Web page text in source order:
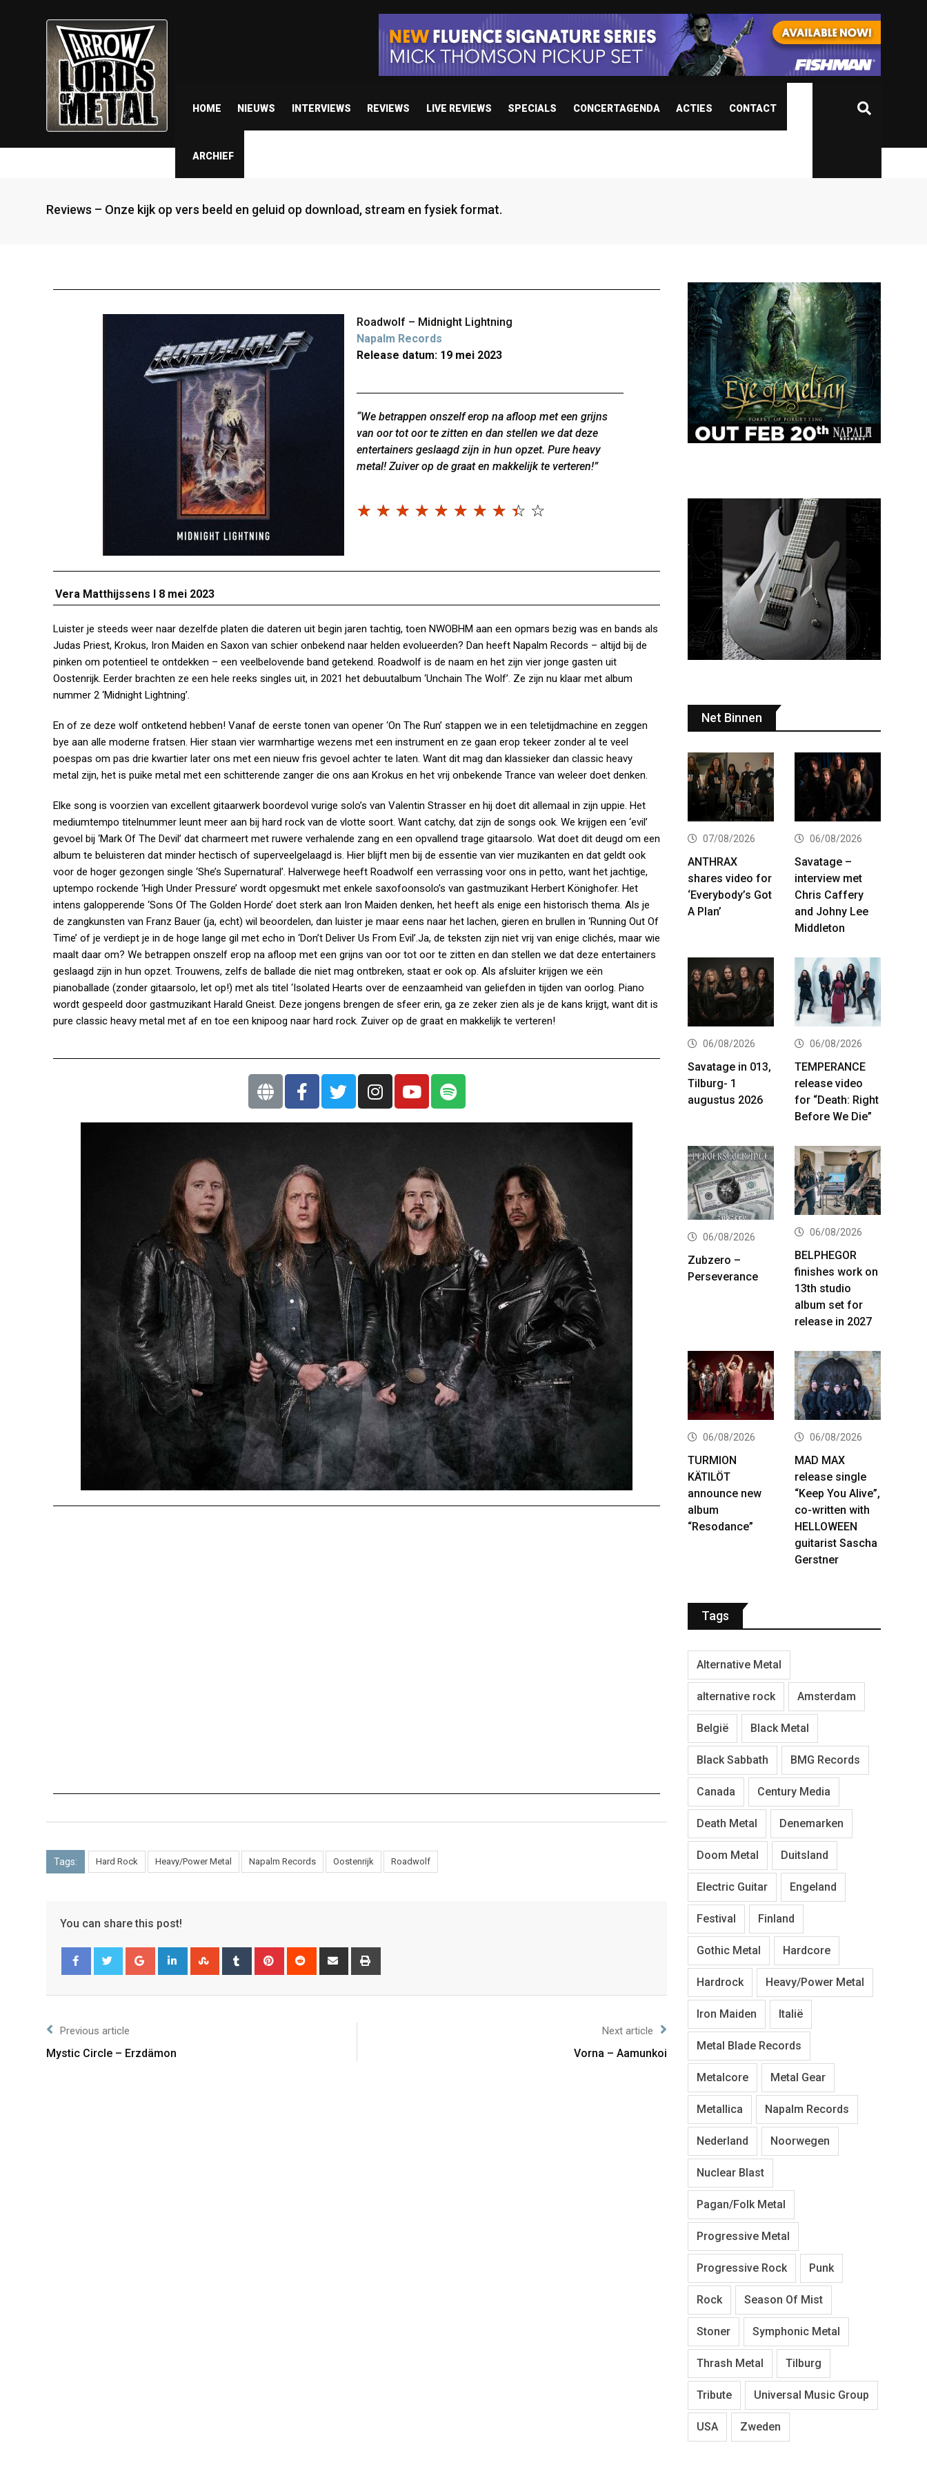
HOME NIEUWS INTERVIEWS REVIEWS LIVE REVIEWS SPECIALS CONCERTAGENDA ACTIES CONTACT
ARCHIEF
Reviews – Onze kijk op vers beeld en geluid op download, stream en fysiek format.
Roadwolf – Midnight Lightning
Napalm Records
Release datum: 19 mei 2023
“We betrappen onszelf erop na afloop met een grijns
van oor tot oor te zitten en dan stellen we dat deze
entertainers geslaagd zijn in hun opzet. Pure heavy
metal! Zuiver op de graat en makkelijk te verteren!”
☆ ☆ ☆ ☆ ☆ ☆ ☆ ☆ ☆ ☆
Vera Matthijssens I 8 mei 2023
Luister je steeds weer naar dezelfde platen die dateren uit begin jaren tachtig, toen NWOBHM aan een opmars bezig was en bands als
Judas Priest, Krokus, Iron Maiden en Saxon van schier onbekend naar helden evolueerden? Dan heeft Napalm Records – altijd bij de
pinken om potentieel te ontdekken – een veelbelovende band getekend. Roadwolf is de naam en het zijn vier jonge gasten uit
Oostenrijk. Eerder brachten ze een hele reeks singles uit, in 2021 het debuutalbum ‘Unchain The Wolf’. Ze zijn nu klaar met album
nummer 2 ‘Midnight Lightning’.
En of ze deze wolf ontketend hebben! Vanaf de eerste tonen van opener ‘On The Run’ stappen we in een teletijdmachine en zeggen
bye aan alle moderne fratsen. Hier staan vier warmhartige wezens met een instrument en ze gaan erop tekeer zonder al te veel
poespas om pas drie kwartier later ons met een nieuw fris gevoel achter te laten. Want dit mag dan klassieker dan classic heavy
metal zijn, het is puike metal met een schitterende zanger die ons aan Krokus en het vrij onbekende Trance van weleer doet denken.
Elke song is voorzien van excellent gitaarwerk boordevol vurige solo’s van Valentin Strasser en hij doet dit allemaal in zijn uppie. Het
mediumtempo titelnummer leunt meer aan bij hard rock van de vlotte soort. Want catchy, dat zijn de songs ook. We krijgen een ‘evil’
gevoel bij ‘Mark Of The Devil’ dat charmeert met ruwere verhalende zang en een opvallend trage gitaarsolo. Wat doet dit deugd om een
album te beluisteren dat minder hectisch of superveelgelaagd is. Hier blijft men bij de essentie van vier muzikanten en dat geldt ook
voor de hoger gezongen single ‘She’s Supernatural’. Halverwege heeft Roadwolf een verrassing voor ons in petto, want het jachtige,
uptempo rockende ‘High Under Pressure’ wordt opgesmukt met enkele saxofoonsolo’s van gastmuzikant Herbert Könighofer. Het
intens galopperende ‘Sons Of The Golden Horde’ doet sterk aan Iron Maiden denken, het heeft als enige een historisch thema. Als je
de zangkunsten van Franz Bauer (ja, echt) wil beoordelen, dan luister je maar eens naar het lachen, gieren en brullen in ‘Running Out Of
Time’ of je verdiept je in de hoge lange gil met echo in ‘Don’t Deliver Us From Evil’.Ja, de teksten zijn niet vrij van enige clichés, maar wie
maalt daar om? We betrappen onszelf erop na afloop met een grijns van oor tot oor te zitten en dan stellen we dat deze entertainers
geslaagd zijn in hun opzet. Trouwens, zelfs de ballade die niet mag ontbreken, staat er ook op. Als afsluiter krijgen we eën
pianoballade (zonder gitaarsolo, let op!) met als titel ‘Isolated Hearts over de eenzaamheid van geliefden in tijden van oorlog. Piano
wordt gespeeld door gastmuzikant Harald Gneist. Deze jongens brengen de sfeer erin, ga ze zeker zien als je de kans krijgt, want dit is
pure classic heavy metal met af en toe een knipoog naar hard rock. Zuiver op de graat en makkelijk te verteren!
Tags: Hard Rock Heavy/Power Metal Napalm Records Oostenrijk Roadwolf
You can share this post!
Previous article
Mystic Circle – Erzdämon
Next article
Vorna – Aamunkoi
Net Binnen
07/08/2026
ANTHRAX
shares video for
‘Everybody’s Got
A Plan’
06/08/2026
Savatage –
interview met
Chris Caffery
and Johny Lee
Middleton
06/08/2026
Savatage in 013,
Tilburg- 1
augustus 2026
06/08/2026
TEMPERANCE
release video
for “Death: Right
Before We Die”
06/08/2026
Zubzero –
Perseverance
06/08/2026
BELPHEGOR
finishes work on
13th studio
album set for
release in 2027
06/08/2026
TURMION
KÄTILÖT
announce new
album
“Resodance”
06/08/2026
MAD MAX
release single
“Keep You Alive”,
co-written with
HELLOWEEN
guitarist Sascha
Gerstner
Tags
Alternative Metal
alternative rock Amsterdam
België Black Metal
Black Sabbath BMG Records
Canada Century Media
Death Metal Denemarken
Doom Metal Duitsland
Electric Guitar Engeland
Festival Finland
Gothic Metal Hardcore
Hardrock Heavy/Power Metal
Iron Maiden Italië
Metal Blade Records
Metalcore Metal Gear
Metallica Napalm Records
Nederland Noorwegen
Nuclear Blast
Pagan/Folk Metal
Progressive Metal
Progressive Rock Punk
Rock Season Of Mist
Stoner Symphonic Metal
Thrash Metal Tilburg
Tribute Universal Music Group
USA Zweden